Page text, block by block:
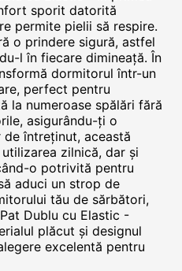
sporit datorită
permite pielii să respire.
o prindere sigură, astfel
l în fiecare dimineață. În
dormitorul într-un
perfect pentru
la numeroase spălări fără
asigurându-ți o
întreținut, această
zilnică, dar și
o potrivită pentru
aduci un strop de
tău de sărbători,
Dublu cu Elastic -
plăcut și designul
excelentă pentru